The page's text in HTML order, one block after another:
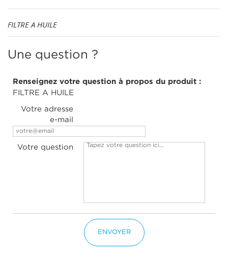
FILTRE A HUILE
Une question ?
Renseignez votre question à propos du produit :
FILTRE A HUILE
Votre adresse
e-mail
Votre question
ENVOYER